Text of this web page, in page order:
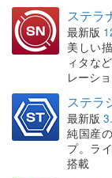
ステラ
最新版
美しい
ィタな
レーシ
ステラ
最新版
純国産
プ。ラ
搭載